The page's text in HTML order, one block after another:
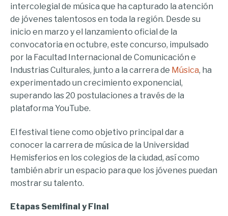
intercolegial de música que ha capturado la atención
de jóvenes talentosos en toda la región. Desde su
inicio en marzo y el lanzamiento oficial de la
convocatoria en octubre, este concurso, impulsado
por la Facultad Internacional de Comunicación e
Industrias Culturales, junto a la carrera de Música, ha
experimentado un crecimiento exponencial,
superando las 20 postulaciones a través de la
plataforma YouTube.
El festival tiene como objetivo principal dar a
conocer la carrera de música de la Universidad
Hemisferios en los colegios de la ciudad, así como
también abrir un espacio para que los jóvenes puedan
mostrar su talento.
Etapas Semifinal y Final